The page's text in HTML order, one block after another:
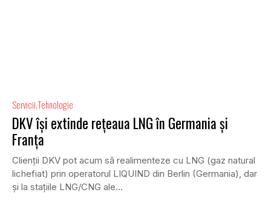
ServiciiTehnologie
DKV își extinde rețeaua LNG în Germania și
Franța
Clienții DKV pot acum să realimenteze cu LNG (gaz natural
lichefiat) prin operatorul LIQUIND din Berlin (Germania), dar
și la stațiile LNG/CNG ale...